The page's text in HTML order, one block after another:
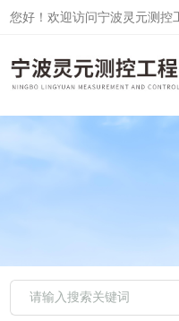
您好！欢迎访问宁波灵元测控